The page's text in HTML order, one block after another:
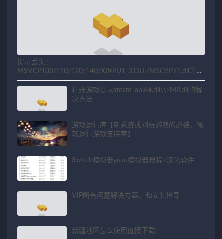
提示丢失：
MSVCP100/110/120/140/XINPU1_3.DLL/MSCVP71.dll等相
关问题解决方法
打开游戏提示steam_api64.dll\\EMP.dll的解
决方法
游戏运行库【新系统或刚玩游戏的必装、微
软运行游戏支持库】
Switch模拟器yuzu模拟器教程+汉化软件
VIP所有问题解决方案，和安装指导
新疆地区怎么使用链接下载